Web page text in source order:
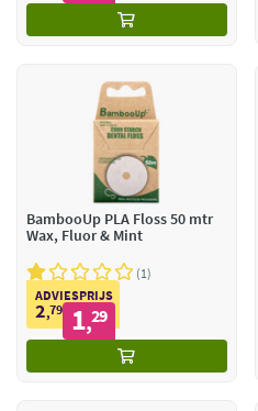
BambooUp PLA Floss 50 mtr
Wax, Fluor & Mint
1
ADVIESPRIJS
2,79 1,29